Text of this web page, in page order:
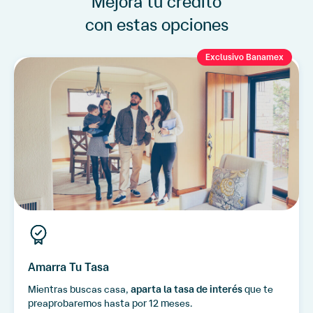
con estas opciones
Exclusivo Banamex
Amarra Tu Tasa
Mientras buscas casa, aparta la tasa de interésque te
preaprobaremos hasta por 12 meses.